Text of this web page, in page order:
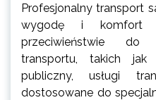
Profesjonalny transport
wygodę i komfort
przeciwieństwie do
transportu, takich
publiczny, usługi
dostosowane do